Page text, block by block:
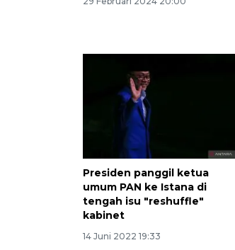
Presiden panggil ketua
umum PAN ke Istana di
tengah isu "reshuffle"
kabinet
14 Juni 2022 19:33